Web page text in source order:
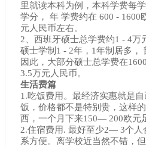
里就读本科为例，本科学费每
学分， 年 学费约在 600 - 1600
元人民币左右。
2、西班牙硕士总学费约1 - 4万
硕士学制1 - 2年，1年制居多，
因此，大部分硕士总学费在
3.5万元人民币。
生活费篇
1.吃饭费用。最经济实惠就是
饭，价格都不是特别贵，这样
西，一个月下来150— 200欧元
2.住宿费用. 最好至少2— 3个人
系方便。离学校近当然不错，